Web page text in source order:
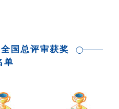
国总评审获奖
单